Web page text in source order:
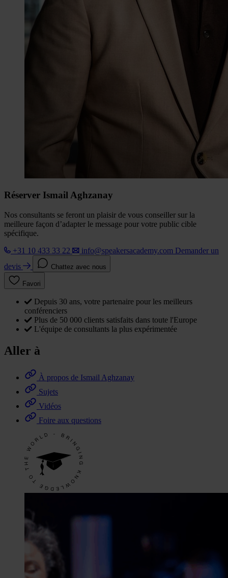
Réserver Ismail Aghzanay
Nos consultants se feront un plaisir de vous conseiller sur la
meilleure façon d’adapter le message pour votre public cible
spécifique.
+31 10 433 33 22
info@speakersacademy.com Demander un
devis
Chattez avec nous
Favori
Depuis 30 ans, votre partenaire pour les meilleurs
conférenciers
Plus de 50 000 clients satisfaits dans toute l'Europe
L'équipe de consultants la plus expérimentée
Aller à
À propos de Ismail Aghzanay
Sujets
Vidéos
Foire aux questions